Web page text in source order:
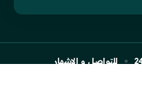
للتواصل و الإشهار